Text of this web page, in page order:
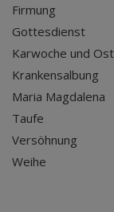
Firmung
Gottesdienst
Karwoche und
Krankensalbung
Maria Magdalena
Taufe
Versöhnung
Weihe